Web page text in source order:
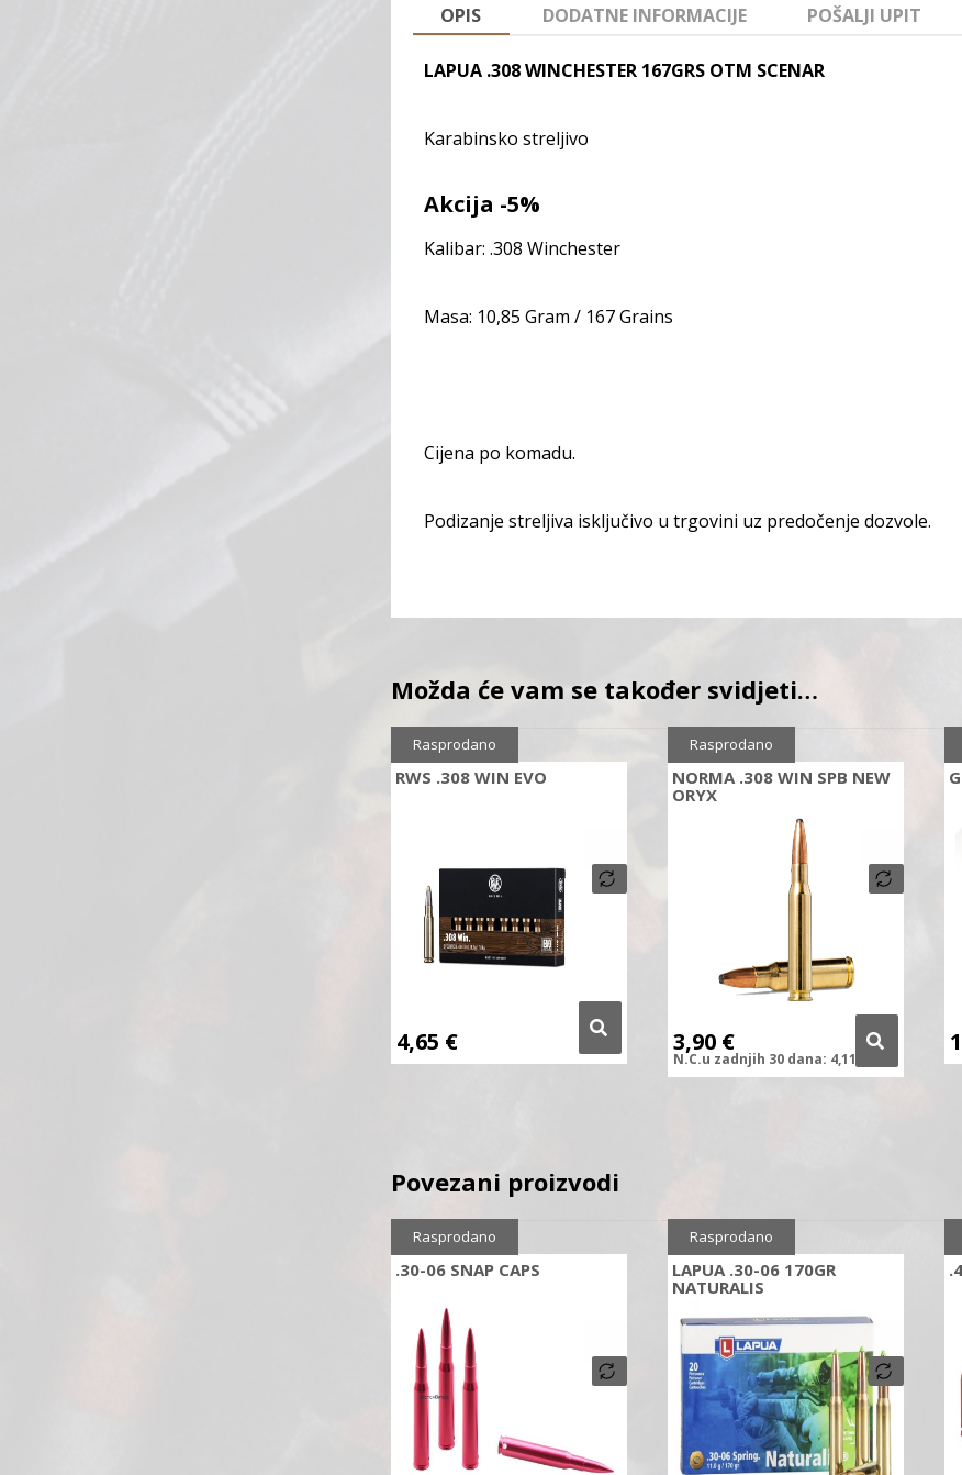
OPIS DODATNE INFORMACIJE POŠALJI UPIT
LAPUA .308 WINCHESTER 167GRS OTM SCENAR
Karabinsko streljivo
Akcija -5%
Kalibar: .308 Winchester
Masa: 10,85 Gram / 167 Grains
Cijena po komadu.
Podizanje streljiva isključivo u trgovini uz predočenje dozvole.
Možda će vam se također svidjeti…
RWS .308 WIN EVO
4,65 €
Rasprodano Sniženo 5%
NORMA .308 WIN SPB NEW
ORYX
3,90 €
N.C.u zadnjih 30 dana: 4,11
Rasprodano
Povezani proizvodi
.30-06 SNAP CAPS
Rasprodano Sniženo 5%
LAPUA .30-06 170GR
NATURALIS
Rasprodano